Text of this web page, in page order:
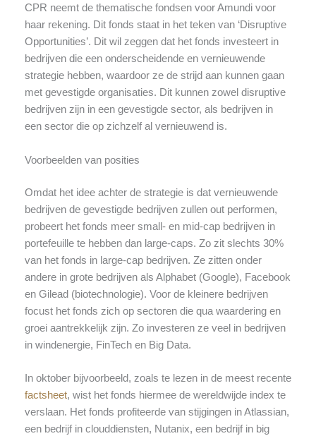
CPR neemt de thematische fondsen voor Amundi voor
haar rekening. Dit fonds staat in het teken van ‘Disruptive
Opportunities’. Dit wil zeggen dat het fonds investeert in
bedrijven die een onderscheidende en vernieuwende
strategie hebben, waardoor ze de strijd aan kunnen gaan
met gevestigde organisaties. Dit kunnen zowel disruptive
bedrijven zijn in een gevestigde sector, als bedrijven in
een sector die op zichzelf al vernieuwend is.
Voorbeelden van posities
Omdat het idee achter de strategie is dat vernieuwende
bedrijven de gevestigde bedrijven zullen out performen,
probeert het fonds meer small- en mid-cap bedrijven in
portefeuille te hebben dan large-caps. Zo zit slechts 30%
van het fonds in large-cap bedrijven. Ze zitten onder
andere in grote bedrijven als Alphabet (Google), Facebook
en Gilead (biotechnologie). Voor de kleinere bedrijven
focust het fonds zich op sectoren die qua waardering en
groei aantrekkelijk zijn. Zo investeren ze veel in bedrijven
in windenergie, FinTech en Big Data.
In oktober bijvoorbeeld, zoals te lezen in de meest recente
factsheet, wist het fonds hiermee de wereldwijde index te
verslaan. Het fonds profiteerde van stijgingen in Atlassian,
een bedrijf in clouddiensten, Nutanix, een bedrijf in big